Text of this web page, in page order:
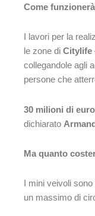
Come
I lavori per la
le zone di Citylife
collegandole agli
persone che
30 milioni di
dichiarato
Ma quanto
I mini veivoli
un massimo di